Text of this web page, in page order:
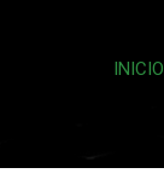
INICIO